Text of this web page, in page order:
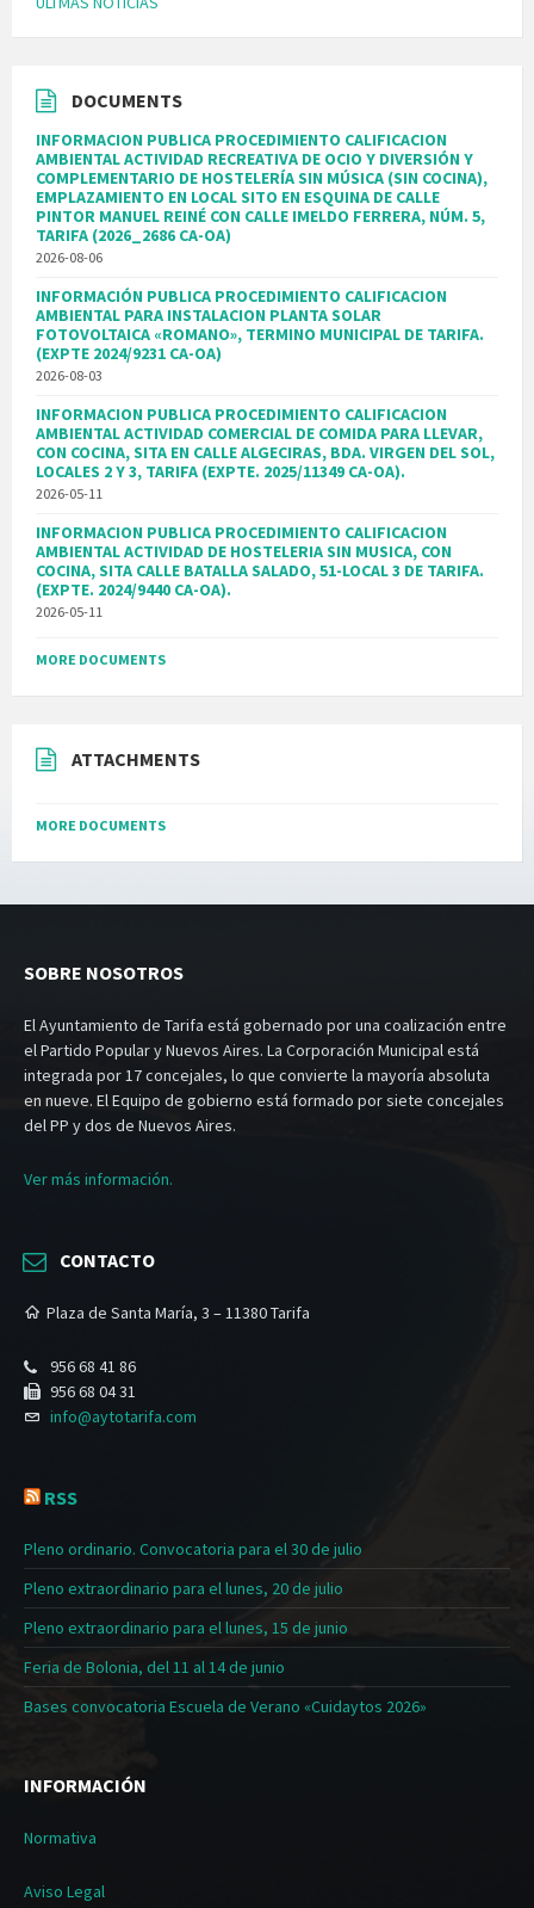
DOCUMENTS
INFORMACION PUBLICA PROCEDIMIENTO CALIFICACION
AMBIENTAL ACTIVIDAD RECREATIVA DE OCIO Y DIVERSIÓN Y
COMPLEMENTARIO DE HOSTELERÍA SIN MÚSICA (SIN COCINA),
EMPLAZAMIENTO EN LOCAL SITO EN ESQUINA DE CALLE
PINTOR MANUEL REINÉ CON CALLE IMELDO FERRERA, NÚM. 5,
TARIFA (2026_2686 CA-OA)
2026-08-06
INFORMACIÓN PUBLICA PROCEDIMIENTO CALIFICACION
AMBIENTAL PARA INSTALACION PLANTA SOLAR
FOTOVOLTAICA «ROMANO», TERMINO MUNICIPAL DE TARIFA.
(EXPTE 2024/9231 CA-OA)
2026-08-03
INFORMACION PUBLICA PROCEDIMIENTO CALIFICACION
AMBIENTAL ACTIVIDAD COMERCIAL DE COMIDA PARA LLEVAR,
CON COCINA, SITA EN CALLE ALGECIRAS, BDA. VIRGEN DEL SOL,
LOCALES 2 Y 3, TARIFA (EXPTE. 2025/11349 CA-OA).
2026-05-11
INFORMACION PUBLICA PROCEDIMIENTO CALIFICACION
AMBIENTAL ACTIVIDAD DE HOSTELERIA SIN MUSICA, CON
COCINA, SITA CALLE BATALLA SALADO, 51-LOCAL 3 DE TARIFA.
(EXPTE. 2024/9440 CA-OA).
2026-05-11
MORE DOCUMENTS
ATTACHMENTS
MORE DOCUMENTS
SOBRE NOSOTROS
El Ayuntamiento de Tarifa está gobernado por una coalización entre
el Partido Popular y Nuevos Aires. La Corporación Municipal está
integrada por 17 concejales, lo que convierte la mayoría absoluta
en nueve. El Equipo de gobierno está formado por siete concejales
del PP y dos de Nuevos Aires.
Ver más información.
CONTACTO
Plaza de Santa María, 3 – 11380 Tarifa
956 68 41 86
956 68 04 31
info@aytotarifa.com
RSS
Pleno ordinario. Convocatoria para el 30 de julio
Pleno extraordinario para el lunes, 20 de julio
Pleno extraordinario para el lunes, 15 de junio
Feria de Bolonia, del 11 al 14 de junio
Bases convocatoria Escuela de Verano «Cuidaytos 2026»
INFORMACIÓN
Normativa
Aviso Legal